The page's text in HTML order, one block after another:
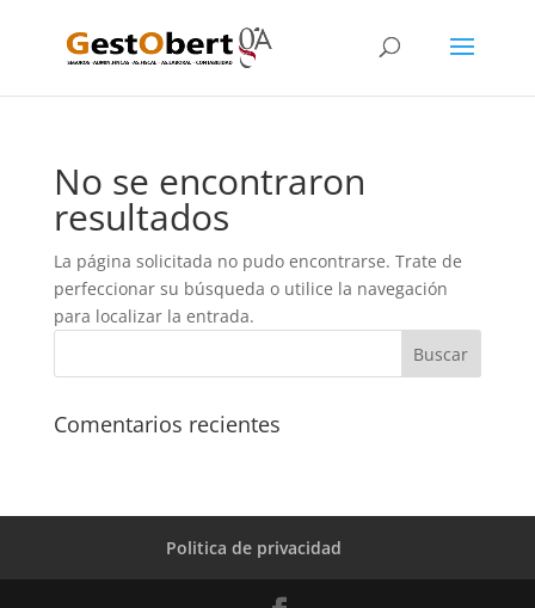
No se encontraron
resultados
La página solicitada no pudo encontrarse. Trate de
perfeccionar su búsqueda o utilice la navegación
para localizar la entrada.
Comentarios recientes
Politica de privacidad